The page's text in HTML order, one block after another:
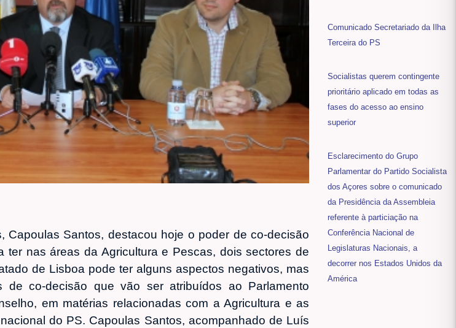
Capoulas Santos, destacou hoje o poder de co-decisão
nas áreas da Agricultura e Pescas, dois sectores de
de Lisboa pode ter alguns aspectos negativos, mas
de co-decisão que vão ser atribuídos ao Parlamento
em matérias relacionadas com a Agricultura e as
do PS. Capoulas Santos, acompanhado de Luís
Comunicado Secretariado da Ilha
Terceira do PS
Socialistas querem contingente
prioritário aplicado em todas as
fases do acesso ao ensino
superior
Esclarecimento do Grupo
Parlamentar do Partido Socialista
dos Açores sobre o comunicado
da Presidência da Assembleia
referente à particiação na
Conferência Nacional de
Legislaturas Nacionais, a
decorrer nos Estados Unidos da
América